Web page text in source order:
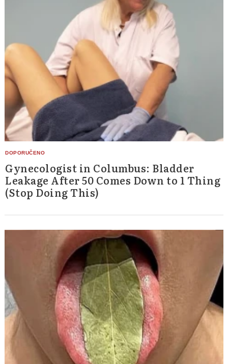
Gynecologist in Columbus: Bladder
Leakage After 50 Comes Down to 1 Thing
(Stop Doing This)